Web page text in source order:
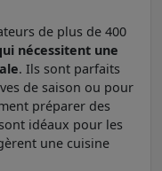
de plus de 400
nécessitent une
. Ils sont parfaits
de saison ou pour
préparer des
idéaux pour les
une cuisine